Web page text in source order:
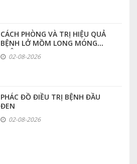
CÁCH PHÒNG VÀ TRỊ HIỆU QUẢ
BỆNH LỞ MỒM LONG MÓNG
TRÊN HEO
02-08-2026
PHÁC ĐỒ ĐIỀU TRỊ BỆNH ĐẦU
ĐEN
02-08-2026